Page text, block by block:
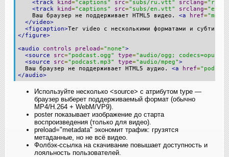
<track
kind="captions" src="subs/ru.vtt" srclang="ru"
<track
kind="captions" src="subs/en.vtt" srclang="en"
Ваш браузер не поддерживает HTML5 видео. <a href=
</video>
<figcaption>Тег video с несколькими форматами и
</figure>
<audio
controls preload="none">
<source
src="podcast.ogg" type="audio/ogg; codecs=opus"
<source
src="podcast.mp3" type="audio/mpeg">
Ваш браузер не поддерживает HTML5 аудио. <a href=
</audio>
Используйте несколько <source> с атрибутом type —
браузер выберет поддерживаемый формат (обычно
MP4/H.264 + WebM/VP9).
poster показывает изображение до старта
воспроизведения (только для видео).
preload="metadata" экономит трафик: грузятся
метаданные, но не всё видео.
Фолбэк‑ссылка на скачивание повышает доступность и
лояльность пользователей.